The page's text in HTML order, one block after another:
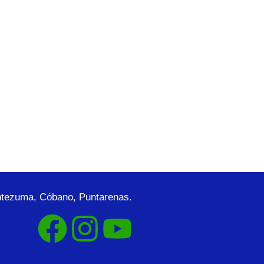
Cóbano, Puntarenas.